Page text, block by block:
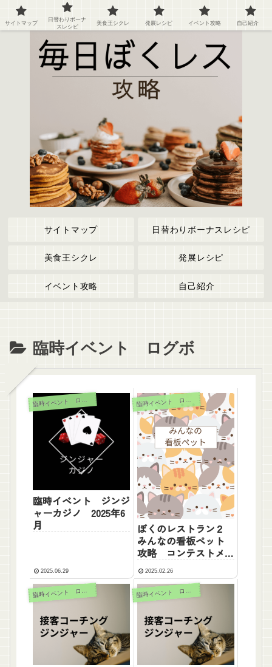
ぼくのレストラン２の攻略情報や記録など
サイトマップ 日替わりボーナスレシピ
美食王シクレ 発展レシピ
イベント攻略 自己紹介
臨時イベント ログボ
臨
時イベント ログボ
臨時イベント ジンジ
ャーカジノ 2025年6
月
2025.06.29
臨
時イベント ログボ
ぼくのレストラン２
みんなの看板ペット
攻略 コンテストメダ
ルについて
2025.02.26
臨
時イベント ログボ 臨
時イベント ログボ
サイトマップ
日替わりボーナ
スレシピ
美食王シクレ 発展レシピ イベント攻略 自己紹介